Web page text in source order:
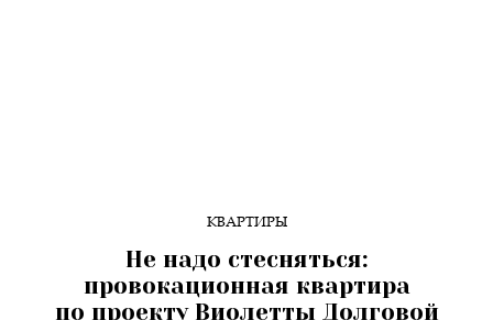
КВАРТИРЫ
Не надо стесняться:
провокационная квартира
по проекту Виолетты Долговой